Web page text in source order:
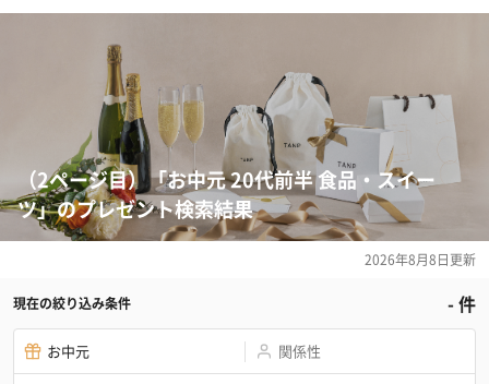
（2ページ目）「お中元 20代前半 食品・スイー
ツ」のプレゼント検索結果
2026年8月8日更新
現在の絞り込み条件 -件
お中元 関係性